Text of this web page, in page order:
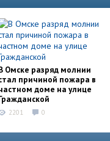
Омске разряд молнии
причиной пожара в
доме на улице
2201 0